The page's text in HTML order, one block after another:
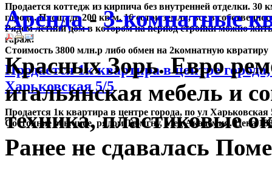
Продается коттедж из кирпича без внутренней отделки. 30
города. Площадь 200 кв.м. 16 соток земли, все в
Рядом летний дом в котором на период стройки можно
гараж.
Стоимость 3800 млн.р либо обмен на 2комнатную квратиру
Продается 1к квартира в центре
Харьковская 5/5
Продается 1к квартира в центре города, по ул Харьковская
Состояние обычное, рядом Тюмгну, Мед Академия. Цена
Аренда-3-комнатные
Красных Зорь. Евро
итальянская мебель и
техника, пластиковые
Ранее не сдавалась